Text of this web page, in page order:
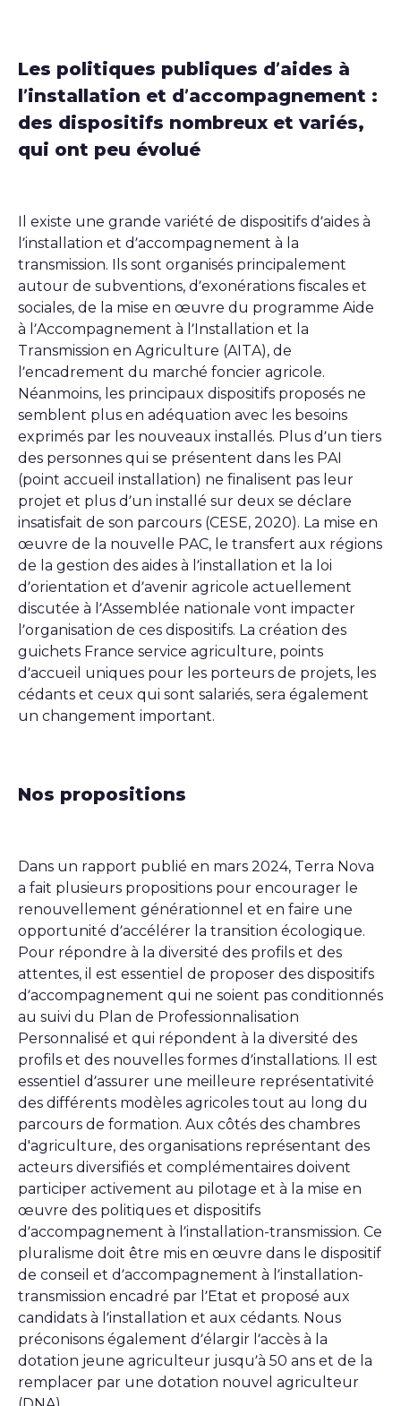
Les politiques publiques d’aides à
l’installation et d’accompagnement :
des dispositifs nombreux et variés,
qui ont peu évolué
Il existe une grande variété de dispositifs d’aides à
l’installation et d’accompagnement à la
transmission. Ils sont organisés principalement
autour de subventions, d’exonérations fiscales et
sociales, de la mise en œuvre du programme Aide
à l’Accompagnement à l’Installation et la
Transmission en Agriculture (AITA), de
l’encadrement du marché foncier agricole.
Néanmoins, les principaux dispositifs proposés ne
semblent plus en adéquation avec les besoins
exprimés par les nouveaux installés. Plus d’un tiers
des personnes qui se présentent dans les PAI
(point accueil installation) ne finalisent pas leur
projet et plus d’un installé sur deux se déclare
insatisfait de son parcours (CESE, 2020). La mise en
œuvre de la nouvelle PAC, le transfert aux régions
de la gestion des aides à l’installation et la loi
d’orientation et d’avenir agricole actuellement
discutée à l’Assemblée nationale vont impacter
l’organisation de ces dispositifs. La création des
guichets France service agriculture, points
d’accueil uniques pour les porteurs de projets, les
cédants et ceux qui sont salariés, sera également
un changement important.
Nos propositions
Dans un rapport publié en mars 2024, Terra Nova
a fait plusieurs propositions pour encourager le
renouvellement générationnel et en faire une
opportunité d’accélérer la transition écologique.
Pour répondre à la diversité des profils et des
attentes, il est essentiel de proposer des dispositifs
d’accompagnement qui ne soient pas conditionnés
au suivi du Plan de Professionnalisation
Personnalisé et qui répondent à la diversité des
profils et des nouvelles formes d’installations. Il est
essentiel d’assurer une meilleure représentativité
des différents modèles agricoles tout au long du
parcours de formation. Aux côtés des chambres
d'agriculture, des organisations représentant des
acteurs diversifiés et complémentaires doivent
participer activement au pilotage et à la mise en
œuvre des politiques et dispositifs
d’accompagnement à l’installation-transmission. Ce
pluralisme doit être mis en œuvre dans le dispositif
de conseil et d’accompagnement à l’installation-
transmission encadré par l’Etat et proposé aux
candidats à l’installation et aux cédants. Nous
préconisons également d’élargir l’accès à la
dotation jeune agriculteur jusqu’à 50 ans et de la
remplacer par une dotation nouvel agriculteur